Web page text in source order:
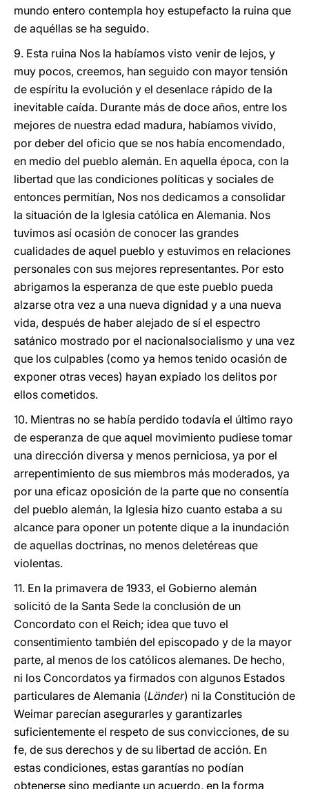
mundo entero contempla hoy estupefacto la ruina que
de aquéllas se ha seguido.
9. Esta ruina Nos la habíamos visto venir de lejos, y
muy pocos, creemos, han seguido con mayor tensión
de espíritu la evolución y el desenlace rápido de la
inevitable caída. Durante más de doce años, entre los
mejores de nuestra edad madura, habíamos vivido,
por deber del oficio que se nos había encomendado,
en medio del pueblo alemán. En aquella época, con la
libertad que las condiciones políticas y sociales de
entonces permitían, Nos nos dedicamos a consolidar
la situación de la Iglesia católica en Alemania. Nos
tuvimos así ocasión de conocer las grandes
cualidades de aquel pueblo y estuvimos en relaciones
personales con sus mejores representantes. Por esto
abrigamos la esperanza de que este pueblo pueda
alzarse otra vez a una nueva dignidad y a una nueva
vida, después de haber alejado de sí el espectro
satánico mostrado por el nacionalsocialismo y una vez
que los culpables (como ya hemos tenido ocasión de
exponer otras veces) hayan expiado los delitos por
ellos cometidos.
10. Mientras no se había perdido todavía el último rayo
de esperanza de que aquel movimiento pudiese tomar
una dirección diversa y menos perniciosa, ya por el
arrepentimiento de sus miembros más moderados, ya
por una eficaz oposición de la parte que no consentía
del pueblo alemán, la Iglesia hizo cuanto estaba a su
alcance para oponer un potente dique a la inundación
de aquellas doctrinas, no menos deletéreas que
violentas.
11. En la primavera de 1933, el Gobierno alemán
solicitó de la Santa Sede la conclusión de un
Concordato con el Reich; idea que tuvo el
consentimiento también del episcopado y de la mayor
parte, al menos de los católicos alemanes. De hecho,
ni los Concordatos ya firmados con algunos Estados
particulares de Alemania (Länder) ni la Constitución de
Weimar parecían asegurarles y garantizarles
suficientemente el respeto de sus convicciones, de su
fe, de sus derechos y de su libertad de acción. En
estas condiciones, estas garantías no podían
obtenerse sino mediante un acuerdo, en la forma